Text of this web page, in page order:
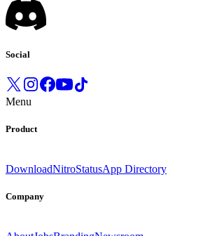
Social
Menu
Product
DownloadNitroStatusApp Directory
Company